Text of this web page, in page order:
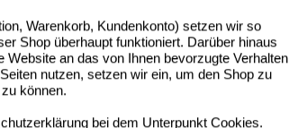
Warenkorb, Kundenkonto) setzen wir so
Shop überhaupt funktioniert. Darüber hinaus
an das von Ihnen bevorzugte Verhalten
nutzen, setzen wir ein, um den Shop zu
können.
bei dem Unterpunkt Cookies.
0
14,39 €
*
02/2027